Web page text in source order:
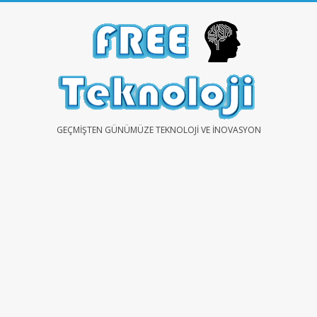
FREEGEÇMIŞTEN GÜNÜMÜZE TEKNOLOJI VE İNOVASYON